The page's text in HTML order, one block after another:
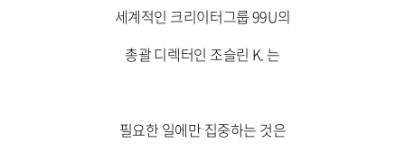
세계적인 크리이터그룹 99U의
총괄 디렉터인 조슬린 K. 는
필요한 일에만 집중하는 것은